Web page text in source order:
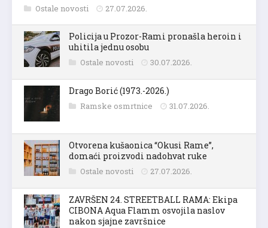
Ostale novosti 27.07.2026.
Policija u Prozor-Rami pronašla heroin i
uhitila jednu osobu
Ostale novosti 30.07.2026.
Drago Borić (1973.-2026.)
Ramske osmrtnice 31.07.2026.
Otvorena kušaonica “Okusi Rame”,
domaći proizvodi nadohvat ruke
Ostale novosti 27.07.2026.
ZAVRŠEN 24. STREETBALL RAMA: Ekipa
CIBONA Aqua Flamm osvojila naslov
nakon sjajne završnice